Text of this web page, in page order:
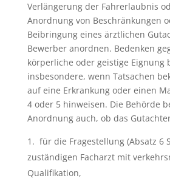
Verlängerung der Fahrerlaubnis
Anordnung von Beschränkungen
Beibringung eines ärztlichen
Bewerber anordnen. Bedenken
körperliche oder geistige Eignung
insbesondere, wenn Tatsachen
auf eine Erkrankung oder einen
4 oder 5 hinweisen. Die Behörde
Anordnung auch, ob das
für die Fragestellung (Absatz 6
zuständigen Facharzt mit
Qualifikation,